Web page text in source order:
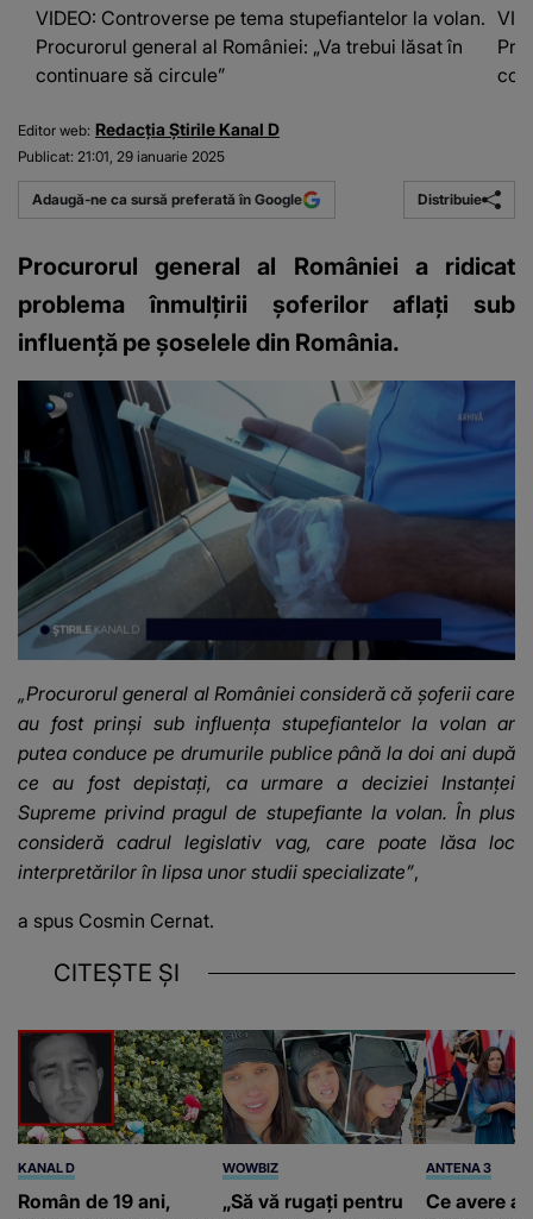
VIDEO: Controverse pe tema stupefiantelor la volan.
Procurorul general al României: „Va trebui lăsat în
continuare să circule”
Editor web: Redacția Știrile Kanal D
Publicat: 21:01, 29 ianuarie 2025
Adaugă-ne ca sursă preferată în Google Distribuie
Procurorul general al României a ridicat
problema înmulțirii șoferilor aflați sub
influență pe șoselele din România.
„Procurorul general al României consideră că șoferii care
au fost prinși sub influența stupefiantelor la volan ar
putea conduce pe drumurile publice până la doi ani după
ce au fost depistați, ca urmare a deciziei Instanței
Supreme privind pragul de stupefiante la volan. În plus
consideră cadrul legislativ vag, care poate lăsa loc
interpretărilor în lipsa unor studii specializate”,
a spus Cosmin Cernat.
CITEȘTE ȘI
KANAL D
Român de 19 ani,
WOWBIZ
„Să vă rugați pentru
ANTENA 3
Ce avere